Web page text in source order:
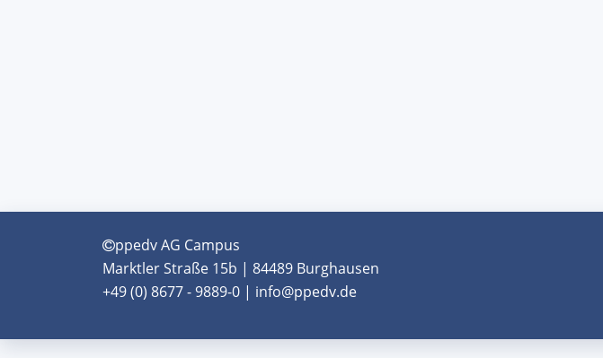
ppedv AG Campus
Marktler Straße 15b | 84489 Burghausen
+49 (0) 8677 - 9889-0 | info@ppedv.de